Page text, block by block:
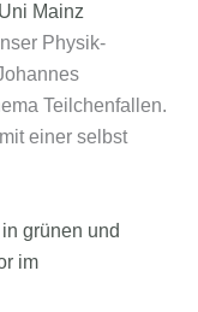
Mainz
Physik-
Teilchenfallen.
einer selbst